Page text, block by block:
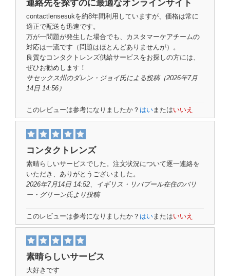
連絡先を探すのに最適なオンラインサイト
contactlensesukを約8年間利用していますが、価格は常に
適正で配送も迅速です。
万が一問題が発生した場合でも、カスタマーケアチームの
対応は一流です（問題はほとんどありませんが）。
良質なコンタクトレンズ供給サービスをお探しの方には、
ぜひお勧めします！
サセックス州のダレン・ジョイ氏による投稿（2026年7月
14日 14:56）
このレビューは参考になりましたか？ はいまたはいいえ
コンタクトレンズ
素晴らしいサービスでした。注文状況について逐一連絡を
いただき、ありがとうございました。
2026年7月14日 14:52、イギリス・リバプール在住のバリ
ー・グリーン氏より投稿
このレビューは参考になりましたか？ はいまたはいいえ
素晴らしいサービス
大好きです